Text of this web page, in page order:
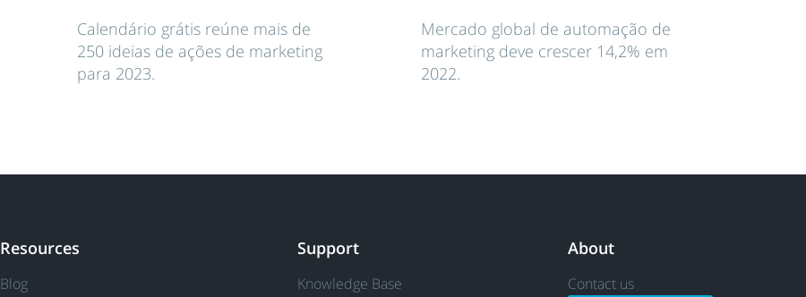
Calendário grátis reúne mais de
250 ideias de ações de marketing
para 2023.
Mercado global de automação de
marketing deve crescer 14,2% em
2022.
Resources
Blog
Support
Knowledge Base
About
Contact us